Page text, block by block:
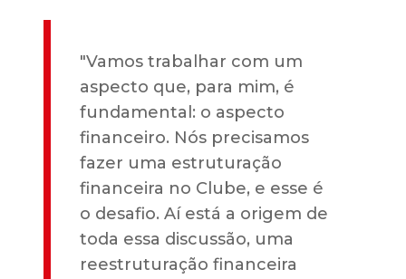
"Vamos trabalhar com um
aspecto que, para mim, é
fundamental: o aspecto
financeiro. Nós precisamos
fazer uma estruturação
financeira no Clube, e esse é
o desafio. Aí está a origem de
toda essa discussão, uma
reestruturação financeira